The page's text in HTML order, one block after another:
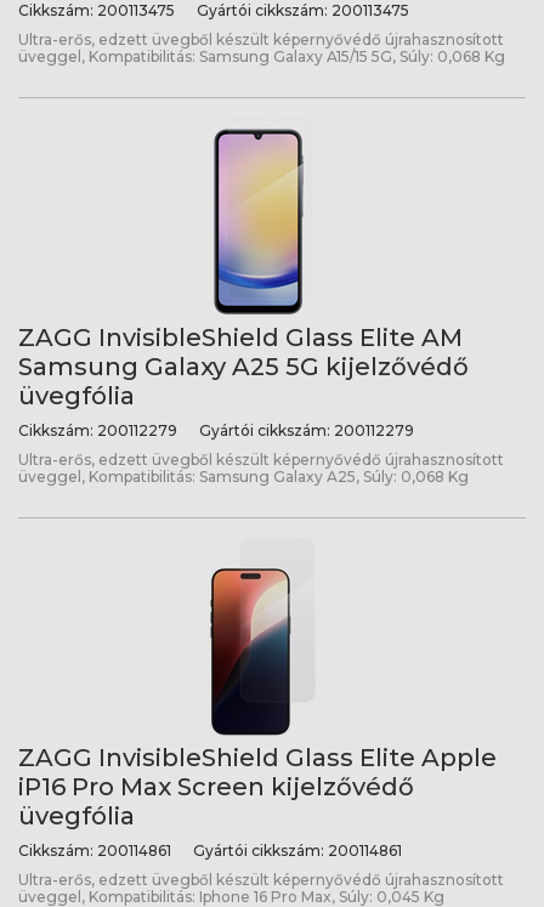
Cikkszám: 200113475 Gyártói cikkszám: 200113475
Ultra-erős, edzett üvegből készült képernyővédő újrahasznosított
üveggel, Kompatibilitás: Samsung Galaxy A15/15 5G, Súly: 0,068 Kg
ZAGG InvisibleShield Glass Elite AM
Samsung Galaxy A25 5G kijelzővédő
üvegfólia
Cikkszám: 200112279 Gyártói cikkszám: 200112279
Ultra-erős, edzett üvegből készült képernyővédő újrahasznosított
üveggel, Kompatibilitás: Samsung Galaxy A25, Súly: 0,068 Kg
ZAGG InvisibleShield Glass Elite Apple
iP16 Pro Max Screen kijelzővédő
üvegfólia
Cikkszám: 200114861 Gyártói cikkszám: 200114861
Ultra-erős, edzett üvegből készült képernyővédő újrahasznosított
üveggel, Kompatibilitás: Iphone 16 Pro Max, Súly: 0,045 Kg